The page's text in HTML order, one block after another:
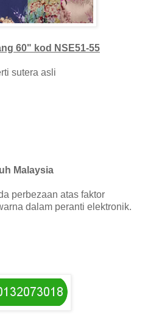
60" kod NSE51-55
sutera asli
Malaysia
perbezaan atas faktor
dalam peranti elektronik.